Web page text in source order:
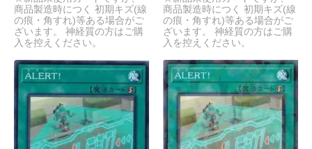
商品製造時につく 初期キズ(線
の痕・角すれ)等ある場合がご
ざいます。 神経質の方はご購
入を控えください。
商品製造時につく 初期キズ(線
の痕・角すれ)等ある場合がご
ざいます。 神経質の方はご購
入を控えください。